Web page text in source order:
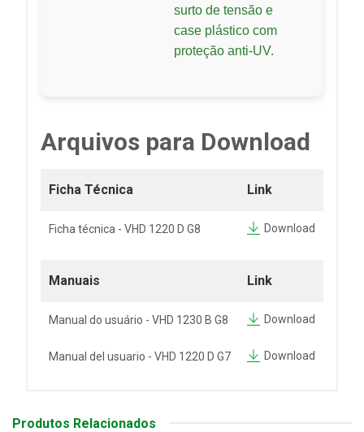
surto de tensão e
case plástico com
proteção anti-UV.
Arquivos para Download
Ficha Técnica Link
Ficha técnica - VHD 1220 D G8 Download
Manuais Link
Manual do usuário - VHD 1230 B G8 Download
Manual del usuario - VHD 1220 D G7 Download
Produtos Relacionados